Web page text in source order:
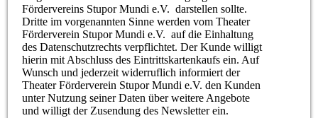
Fördervereins Stupor Mundi e.V. darstellen sollte.
Dritte im vorgenannten Sinne werden vom Theater
Förderverein Stupor Mundi e.V. auf die Einhaltung
des Datenschutzrechts verpflichtet. Der Kunde willigt
hierin mit Abschluss des Eintrittskartenkaufs ein. Auf
Wunsch und jederzeit widerruflich informiert der
Theater Förderverein Stupor Mundi e.V. den Kunden
unter Nutzung seiner Daten über weitere Angebote
und willigt der Zusendung des Newsletter ein.